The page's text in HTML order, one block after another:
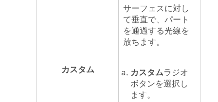
サーフェスに対し
て垂直で、パート
を通過する光線を
放ちます。
カスタム カスタムラジオ
ボタンを選択し
ます。